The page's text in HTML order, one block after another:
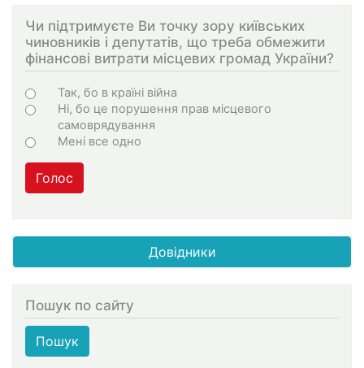
Чи підтримуєте Ви точку зору київських
чиновників і депутатів, що треба обмежити
фінансові витрати місцевих громад України?
Choices
Так, бо в країні війна
Ні, бо це порушення прав місцевого
самоврядування
Мені все одно
Голос
Довідники
Пошук по сайту
Пошук